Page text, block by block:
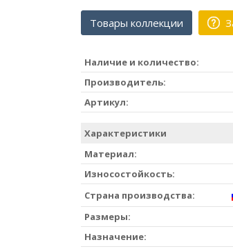
Товары коллекции
Наличие и количество:
Производитель:
Артикул:
Характеристики
Материал:
Износостойкость:
Страна производства:
Размеры:
Назначение: